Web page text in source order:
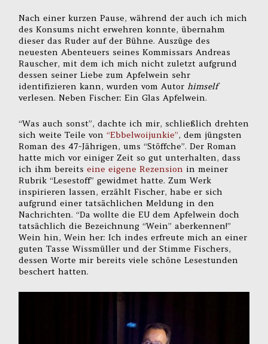
Nach einer kurzen Pause, während der auch ich mich
des Konsums nicht erwehren konnte, übernahm
dieser das Ruder auf der Bühne. Auszüge des
neuesten Abenteuers seines Kommissars Andreas
Rauscher, mit dem ich mich nicht zuletzt aufgrund
dessen seiner Liebe zum Apfelwein sehr
identifizieren kann, wurden vom Autorhimself
verlesen. Neben Fischer: Ein Glas Apfelwein.
“Was auch sonst”, dachte ich mir, schließlich drehten
sich weite Teile von“Ebbelwoijunkie”, dem jüngsten
Roman des 47-Jährigen, ums “Stöffche”. Der Roman
hatte mich vor einiger Zeit so gut unterhalten, dass
ich ihm bereitseine eigene Rezension in meiner
Rubrik “Lesestoff” gewidmet hatte. Zum Werk
inspirieren lassen, erzählt Fischer, habe er sich
aufgrund einer tatsächlichen Meldung in den
Nachrichten. “Da wollte die EU dem Apfelwein doch
tatsächlich die Bezeichnung “Wein” aberkennen!”
Wein hin, Wein her: Ich indes erfreute mich an einer
guten Tasse Wissmüller und der Stimme Fischers,
dessen Worte mir bereits viele schöne Lesestunden
beschert hatten.